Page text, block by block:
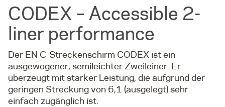
CODEX – Accessible 2-
liner performance
Der EN C-Streckenschirm CODEX ist ein
ausgewogener, semileichter Zweileiner. Er
überzeugt mit starker Leistung, die aufgrund der
geringen Streckung von 6,1 (ausgelegt) sehr
einfach zugänglich ist.